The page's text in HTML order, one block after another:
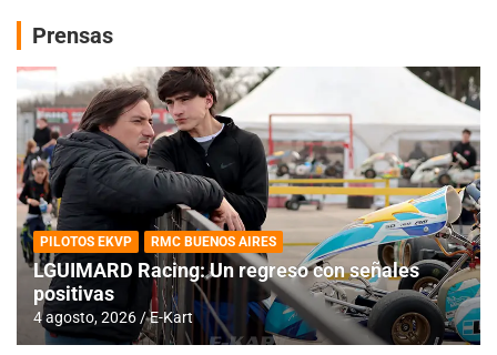
Prensas
PILOTOS EKVP RMC BUENOS AIRES
LGUIMARD Racing: Un regreso con señales
positivas
4 agosto, 2026 E-Kart